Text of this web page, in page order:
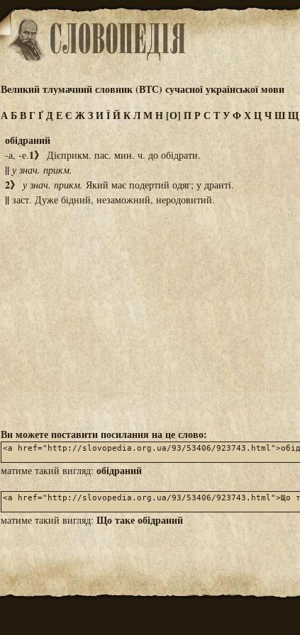
Великий тлумачний словник (ВТС) сучасної української мови
АБВГҐДЕЄ ЖЗИЇЙКЛМН[О] ПРС ТУФХЦЧШЩ
обідраний
-а, -е.1》Дієприкм. пас. мин. ч. до обідрати.
|| у знач. прикм.
2》 у знач. прикм. Який має подертий одяг; у дранті.
|| заст. Дуже бідний, незаможний, неродовитий.
Ви можете поставити посилання на це слово:
матиме такий вигляд: обідраний
матиме такий вигляд: Що таке обідраний